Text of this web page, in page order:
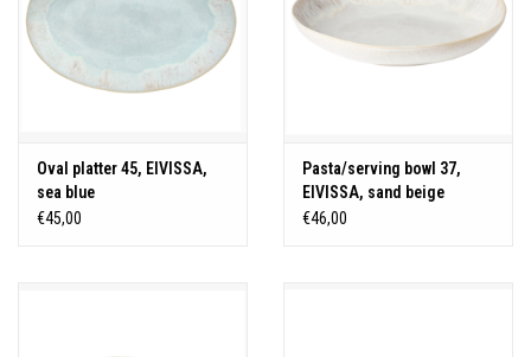
Oval platter 45, EIVISSA,
sea blue
€45,00
Pasta/serving bowl 37,
EIVISSA, sand beige
€46,00